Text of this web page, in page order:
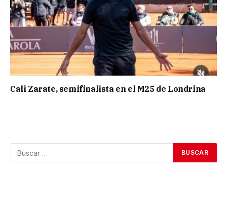
Cali Zarate, semifinalista en el M25 de Londrina